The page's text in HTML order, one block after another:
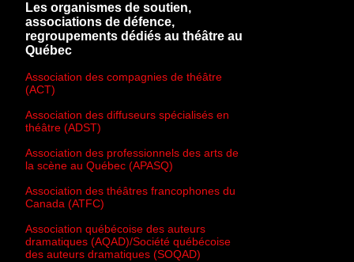
Les organismes de soutien,
associations de défence,
regroupements dédiés au théâtre au
Québec
Association des compagnies de théâtre
(ACT)
Association des diffuseurs spécialisés en
théâtre (ADST)
Association des professionnels des arts de
la scène au Québec (APASQ)
Association des théâtres francophones du
Canada (ATFC)
Association québécoise des auteurs
dramatiques (AQAD)/Société québécoise
des auteurs dramatiques (SOQAD)